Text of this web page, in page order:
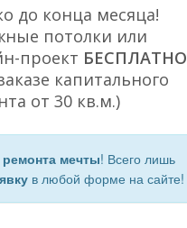
до конца месяца!
потолки или
проект БЕСПЛАТНО
капитального
от 30 кв.м.)
ремонта мечты! Всего лишь
в любой форме на сайте!